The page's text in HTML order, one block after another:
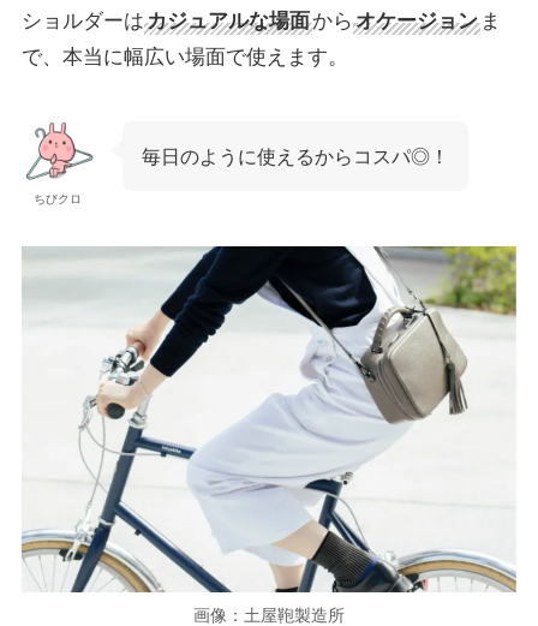
ショルダーはカジュアルな場面から オケージョンま
で、本当に幅広い場面で使えます。
ちびクロ
毎日のように使えるからコスパ◎！
画像：土屋鞄製造所